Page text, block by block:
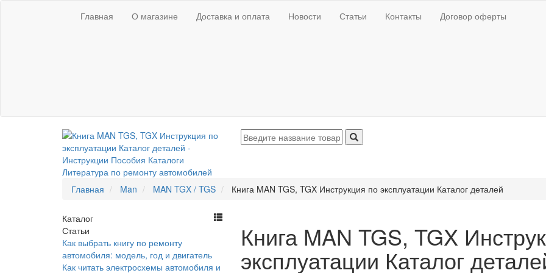
Главная О магазине Доставка и оплата Новости Статьи Контакты Договор оферты
Главная Man MAN TGX / TGS Книга MAN TGS, TGX Инструкция по эксплуатации Каталог деталей
Каталог
Статьи
Как выбрать книгу по ремонту
автомобиля: модель, год и двигатель
Как читать электросхемы автомобиля и
Книга MAN TGS, TGX
эксплуатации Каталог